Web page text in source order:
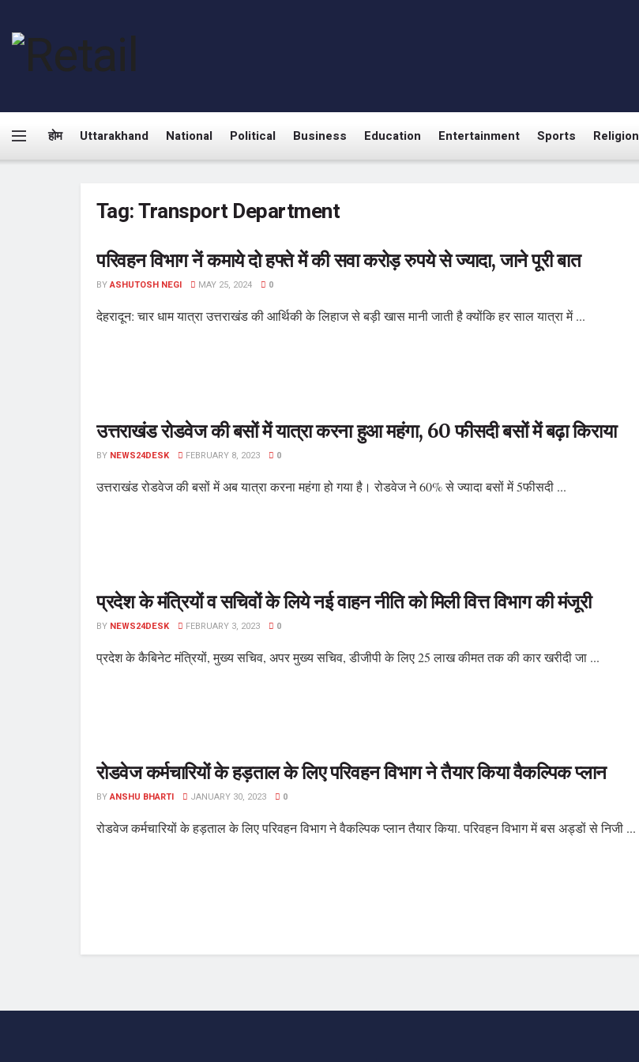
होम Uttarakhand National Political Business Education Entertainment Sports Religion
Tag:Transport Department
परिवहन विभाग नें कमाये दो हफ्ते में की सवा करोड़ रुपये से ज्यादा, जाने पूरी बात
BYASHUTOSH NEGI MAY 25, 2024 0
देहरादून: चार धाम यात्रा उत्तराखंड की आर्थिकी के लिहाज से बड़ी खास मानी जाती है क्योंकि हर साल यात्रा में ...
उत्तराखंड रोडवेज की बसों में यात्रा करना हुआ महंगा, 60 फीसदी बसों में बढ़ा किराया
BY NEWS24DESK FEBRUARY 8, 2023 0
उत्तराखंड रोडवेज की बसों में अब यात्रा करना महंगा हो गया है। रोडवेज ने 60% से ज्यादा बसों में 5फीसदी ...
प्रदेश के मंत्रियों व सचिवों के लिये नई वाहन नीति को मिली वित्त विभाग की मंजूरी
BY NEWS24DESK FEBRUARY 3, 2023 0
प्रदेश के कैबिनेट मंत्रियों, मुख्य सचिव, अपर मुख्य सचिव, डीजीपी के लिए 25 लाख कीमत तक की कार खरीदी जा ...
रोडवेज कर्मचारियों के हड़ताल के लिए परिवहन विभाग ने तैयार किया वैकल्पिक प्लान
BYANSHU BHARTI JANUARY 30, 2023 0
रोडवेज कर्मचारियों के हड़ताल के लिए परिवहन विभाग ने वैकल्पिक प्लान तैयार किया. परिवहन विभाग में बस अड्डों से निजी ...